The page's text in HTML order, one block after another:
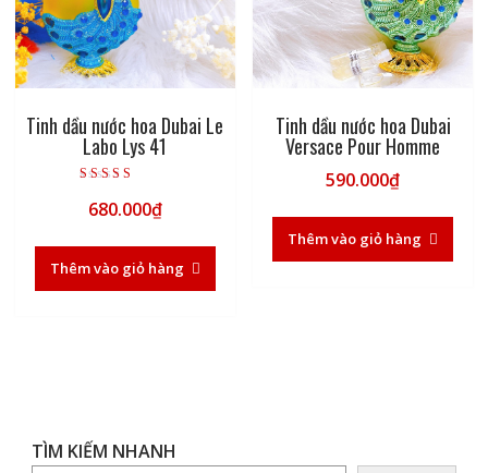
Tinh dầu nước hoa Dubai Le
Labo Lys 41
5.00
5 sao
680.000₫
Thêm vào giỏ hàng
Tinh dầu nước hoa Dubai
Versace Pour Homme
590.000₫
Thêm vào giỏ hàng
TÌM KIẾM NHANH